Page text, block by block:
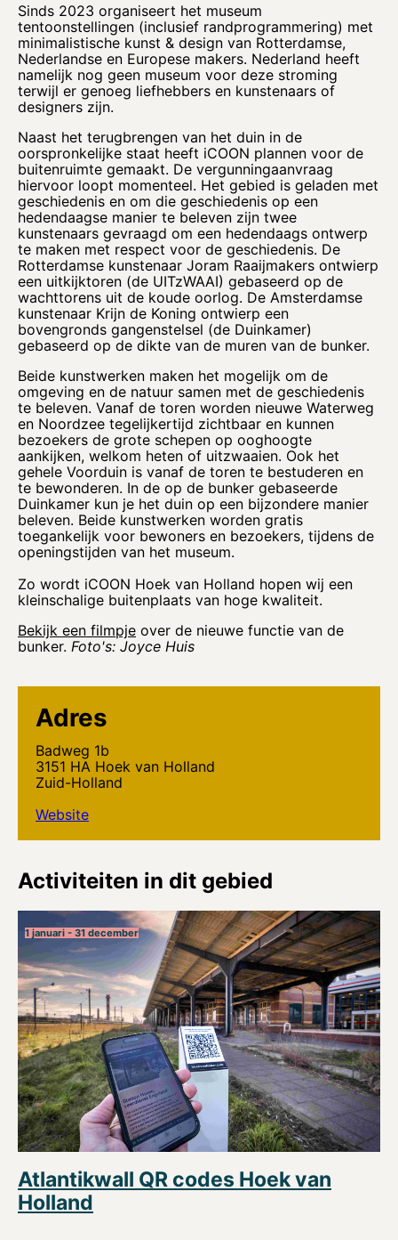
Sinds 2023 organiseert het museum
tentoonstellingen (inclusief randprogrammering) met
minimalistische kunst & design van Rotterdamse,
Nederlandse en Europese makers. Nederland heeft
namelijk nog geen museum voor deze stroming
terwijl er genoeg liefhebbers en kunstenaars of
designers zijn.
Naast het terugbrengen van het duin in de
oorspronkelijke staat heeft iCOON plannen voor de
buitenruimte gemaakt. De vergunningaanvraag
hiervoor loopt momenteel. Het gebied is geladen met
geschiedenis en om die geschiedenis op een
hedendaagse manier te beleven zijn twee
kunstenaars gevraagd om een hedendaags ontwerp
te maken met respect voor de geschiedenis. De
Rotterdamse kunstenaar Joram Raaijmakers ontwierp
een uitkijktoren (de UITzWAAI) gebaseerd op de
wachttorens uit de koude oorlog. De Amsterdamse
kunstenaar Krijn de Koning ontwierp een
bovengronds gangenstelsel (de Duinkamer)
gebaseerd op de dikte van de muren van de bunker.
Beide kunstwerken maken het mogelijk om de
omgeving en de natuur samen met de geschiedenis
te beleven. Vanaf de toren worden nieuwe Waterweg
en Noordzee tegelijkertijd zichtbaar en kunnen
bezoekers de grote schepen op ooghoogte
aankijken, welkom heten of uitzwaaien. Ook het
gehele Voorduin is vanaf de toren te bestuderen en
te bewonderen. In de op de bunker gebaseerde
Duinkamer kun je het duin op een bijzondere manier
beleven. Beide kunstwerken worden gratis
toegankelijk voor bewoners en bezoekers, tijdens de
openingstijden van het museum.
Zo wordt iCOON Hoek van Holland hopen wij een
kleinschalige buitenplaats van hoge kwaliteit.
Bekijk een filmpje over de nieuwe functie van de
bunker. Foto's: Joyce Huis
Adres
Badweg 1b
3151 HA Hoek van Holland
Zuid-Holland
Website
Activiteiten in dit gebied
1 januari - 31 december
Atlantikwall QR codes Hoek van
Holland